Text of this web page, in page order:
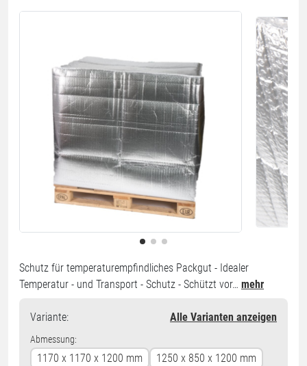
Schutz für temperaturempfindliches Packgut - Idealer
Temperatur - und Transport - Schutz - Schützt vor… mehr
Variante: Alle Varianten anzeigen
Abmessung:
1170 x 1170 x 1200 mm
1250 x 850 x 1200 mm